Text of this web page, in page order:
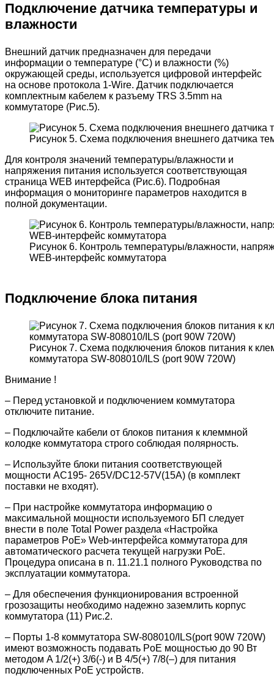
Подключение датчика температуры и
влажности
Внешний датчик предназначен для передачи
информации о температуре (°C) и влажности (%)
окружающей среды, используется цифровой интерфейс
на основе протокола 1-Wire. Датчик подключается
комплектным кабелем к разъему TRS 3.5mm на
коммутаторе (Рис.5).
Рисунок 5. Схема подключения внешнего датчика
Для контроля значений температуры/влажности и
напряжения питания используется соответствующая
страница WEB интерфейса (Рис.6). Подробная
информация о мониторинге параметров находится в
полной документации.
Рисунок 6. Контроль температуры/влажности,
WEB-интерфейс коммутатора
Подключение блока питания
Рисунок 7. Схема подключения блоков питания к
коммутатора SW-808010/ILS (port 90W 720W)
Внимание !
– Перед установкой и подключением коммутатора
отключите питание.
– Подключайте кабели от блоков питания к клеммной
колодке коммутатора строго соблюдая полярность.
– Используйте блоки питания соответствующей
мощности AC195- 265V/DC12-57V(15A) (в комплект
поставки не входят).
– При настройке коммутатора информацию о
максимальной мощности используемого БП следует
внести в поле Total Power раздела «Настройка
параметров PoE» Web-интерфейса коммутатора для
автоматического расчета текущей нагрузки РоЕ.
Процедура описана в п. 11.21.1 полного Руководства по
эксплуатации коммутатора.
– Для обеспечения функционирования встроенной
грозозащиты необходимо надежно заземлить корпус
коммутатора (11) Рис.2.
– Порты 1-8 коммутатора SW-808010/ILS(port 90W 720W)
имеют возможность подавать PoE мощностью до 90 Вт
методом A 1/2(+) 3/6(-) и B 4/5(+) 7/8(–) для питания
подключенных PoE устройств.